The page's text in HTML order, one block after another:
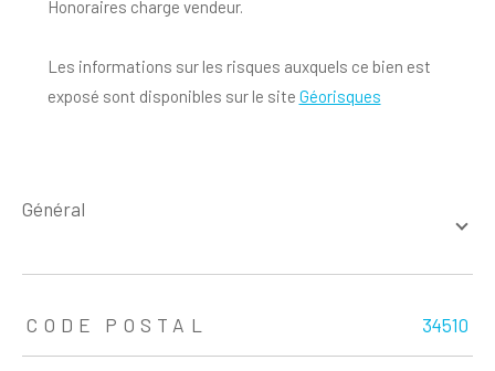
Honoraires charge vendeur.
Les informations sur les risques auxquels ce bien est
exposé sont disponibles sur le site Géorisques
général
TRAD_ZEPHYR_Caracteristique TRAD_ZEPHYR_Valeurs
CODE POSTAL 34510